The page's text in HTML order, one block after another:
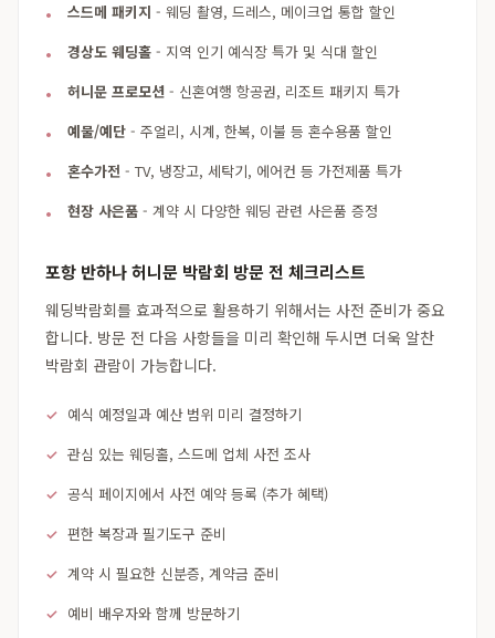
스드메 패키지 - 웨딩 촬영, 드레스, 메이크업 통합 할인
경상도 웨딩홀 - 지역 인기 예식장 특가 및 식대 할인
허니문 프로모션 - 신혼여행 항공권, 리조트 패키지 특가
예물/예단 - 주얼리, 시계, 한복, 이불 등 혼수용품 할인
혼수가전 - TV, 냉장고, 세탁기, 에어컨 등 가전제품 특가
현장 사은품 - 계약 시 다양한 웨딩 관련 사은품 증정
포항 반하나 허니문 박람회 방문 전 체크리스트
웨딩박람회를 효과적으로 활용하기 위해서는 사전 준비가 중요
합니다. 방문 전 다음 사항들을 미리 확인해 두시면 더욱 알찬
박람회 관람이 가능합니다.
예식 예정일과 예산 범위 미리 결정하기
관심 있는 웨딩홀, 스드메 업체 사전 조사
공식 페이지에서 사전 예약 등록 (추가 혜택)
편한 복장과 필기도구 준비
계약 시 필요한 신분증, 계약금 준비
예비 배우자와 함께 방문하기